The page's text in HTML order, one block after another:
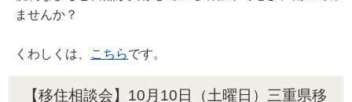
ませんか？
くわしくは、 こちらです。
【移住相談会】10月10日（土曜日）三重県移